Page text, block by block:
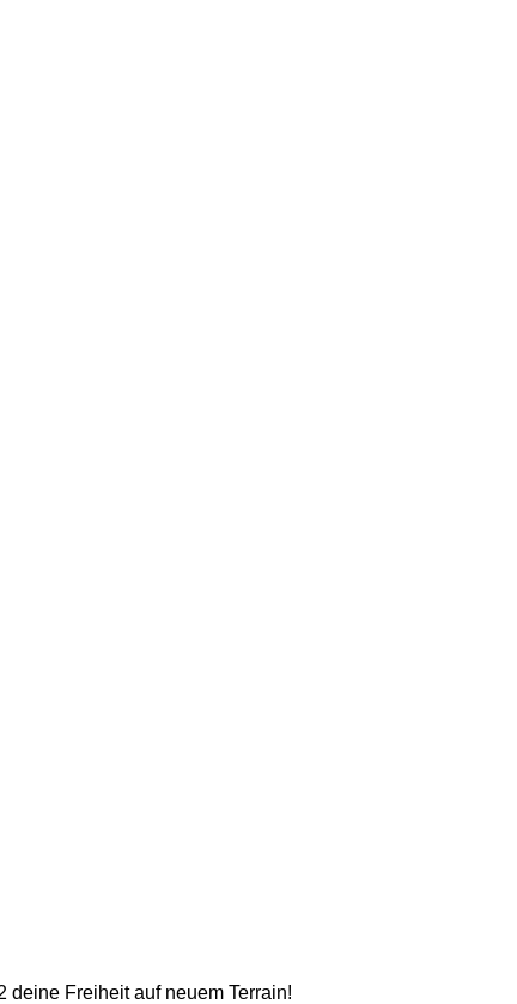
deine Freiheit auf neuem Terrain!